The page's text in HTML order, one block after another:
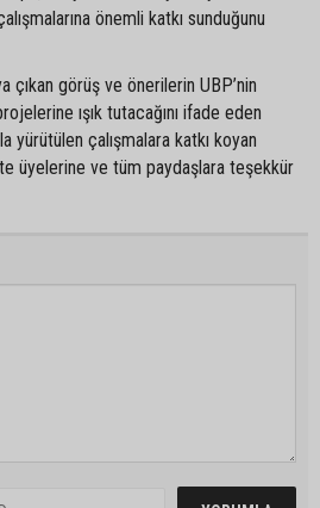
önemli katkı sunduğunu
çıkan görüş ve önerilerin UBP’nin
ışık tutacağını ifade eden
yürütülen çalışmalara katkı koyan
üyelerine ve tüm paydaşlara teşekkür